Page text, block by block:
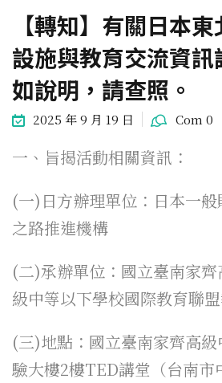
【轉知】有關日本
設施與教育交流資
如說明，請查照。
2025 年 9 月 19 日 Com 0
一、旨揭活動相關資訊：
(一)日方辦理單位：日本一般
之路推進機構
(二)承辦單位：國立臺南家
級中等以下學校國際教育聯盟
(三)地點：國立臺南家齊高
驗大樓2樓TED講堂（台南市